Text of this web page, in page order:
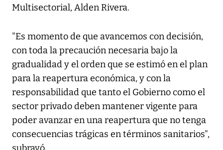
Multisectorial, Alden Rivera.
"Es momento de que avancemos con decisión,
con toda la precaución necesaria bajo la
gradualidad y el orden que se estimó en el plan
para la reapertura económica, y con la
responsabilidad que tanto el Gobierno como el
sector privado deben mantener vigente para
poder avanzar en una reapertura que no tenga
consecuencias trágicas en términos sanitarios",